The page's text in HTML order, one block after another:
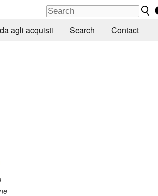
agli acquisti Search Contact